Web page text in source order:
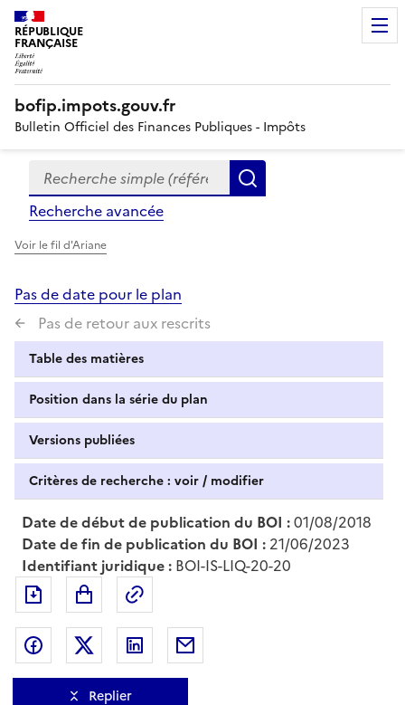
RÉPUBLIQUE
FRANÇAISE
bofip.impots.gouv.fr
Bulletin Officiel des Finances Publiques - Impôts
Formulaire
de
recherche
Recherche simple (références, mots clés, partie du
Recherche avancée
Voir le fil d'Ariane
Pas de date pour le plan
Pas de retour aux rescrits
Table des matières
Position dans la série du plan
Versions publiées
Critères de recherche : voir / modifier
Date de début de publication du BOI :01/08/2018
Date de fin de publication du BOI : 21/06/2023
Identifiant juridique : BOI-IS-LIQ-20-20
Exporter le document au format pdf
Partager sur Facebook
Partager sur Twitter
Partager sur LinkedIn
Replier